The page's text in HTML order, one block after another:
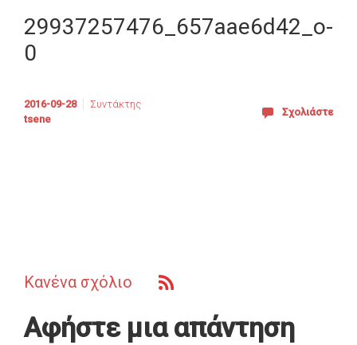
29937257476_657aae6d42_o-
0
2016-09-28
Συντάκτης
tsene
Σχολιάστε
Κανένα σχόλιο
Αφήστε μια απάντηση